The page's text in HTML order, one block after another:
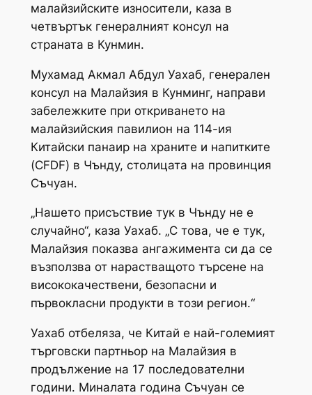
малайзийските износители, каза в
четвъртък генералният консул на
страната в Кунмин.
Мухамад Акмал Абдул Уахаб, генерален
консул на Малайзия в Кунминг, направи
забележките при откриването на
малайзийския павилион на 114-ия
Китайски панаир на храните и напитките
(CFDF) в Чънду, столицата на провинция
Съчуан.
„Нашето присъствие тук в Чънду не е
случайно“, каза Уахаб. „С това, че е тук,
Малайзия показва ангажимента си да се
възползва от нарастващото търсене на
висококачествени, безопасни и
първокласни продукти в този регион.“
Уахаб отбеляза, че Китай е най-големият
търговски партньор на Малайзия в
продължение на 17 последователни
години. Миналата година Съчуан се